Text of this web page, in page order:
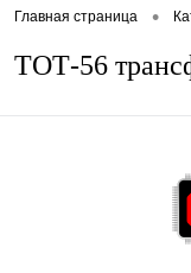
Главная страница •
ТОТ-56